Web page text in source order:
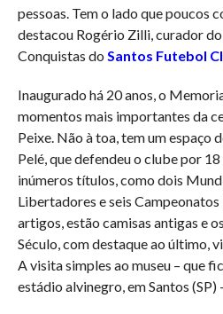
pessoas. Tem o lado que poucos
destacou Rogério Zilli, curador
Conquistas do Santos Futebol
Inaugurado há 20 anos, o
momentos mais importantes da
Peixe. Não à toa, tem um espaço
Pelé, que defendeu o clube por
inúmeros títulos, como dois
Libertadores e seis
artigos, estão camisas antigas e
Século, com destaque ao último,
A visita simples ao museu – que
estádio alvinegro, em Santos (SP)